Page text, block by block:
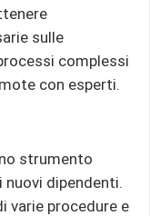
sulle
complessi
con esperti.
strumento
dipendenti.
varie procedure e